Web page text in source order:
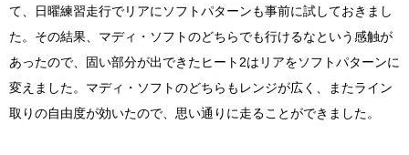
て、日曜練習走行でリアにソフトパターンも事前に試しておきまし
た。その結果、マディ・ソフトのどちらでも行けるなという感触が
あったので、固い部分が出できたヒート2はリアをソフトパターンに
変えました。マディ・ソフトのどちらもレンジが広く、またライン
取りの自由度が効いたので、思い通りに走ることができました。